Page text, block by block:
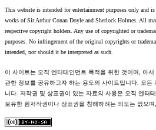
This website is intended for entertainment purposes only and
works of Sir Arthur Conan Doyle and Sherlock Holmes. All
respective copyright holders. Any use of copyrighted or
purposes. No infringement of the original copyrights or
intended, nor should it be interpreted as such.
이 사이트는 오직 엔터테인먼트 목적을 위한 것이며, 아
관한 정보를 공유하고자 하는 용도의 사이트입니다. 모든
니다. 저작권 및 상표권이 있는 자료의 사용은 오직 엔터
보유한 원저작권이나 상표권을 침해하려는 의도는 없으